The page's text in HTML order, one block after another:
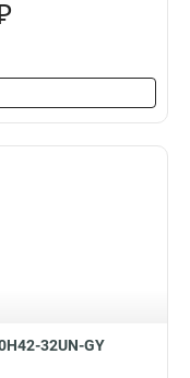
32UN-GY